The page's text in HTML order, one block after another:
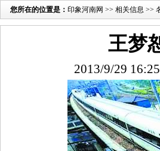
您所在的位置是： 印象河南网 >> 相关信息 >>
王梦
2013/9/29